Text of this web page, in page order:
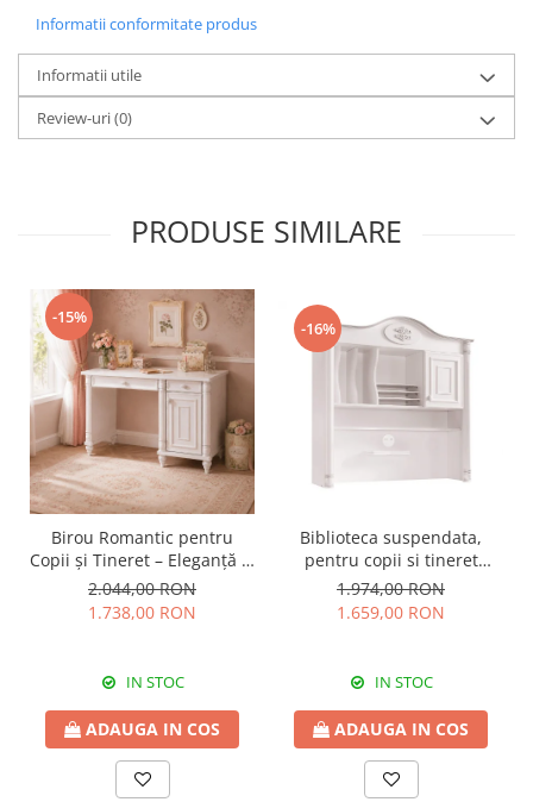
Informatii conformitate produs
Informatii utile
Review-uri(0)
PRODUSE SIMILARE
-15%
Birou Romantic pentru
Copii și Tineret – Eleganță și
Funcționalitate, 117x62x75
cm
2.044,00 RON
1.738,00 RON
IN STOC
ADAUGA IN COS
-16%
Biblioteca suspendata,
pentru copii si tineret
Colectia Romantic,
117x37x119 cm
1.974,00 RON
1.659,00 RON
IN STOC
ADAUGA IN COS